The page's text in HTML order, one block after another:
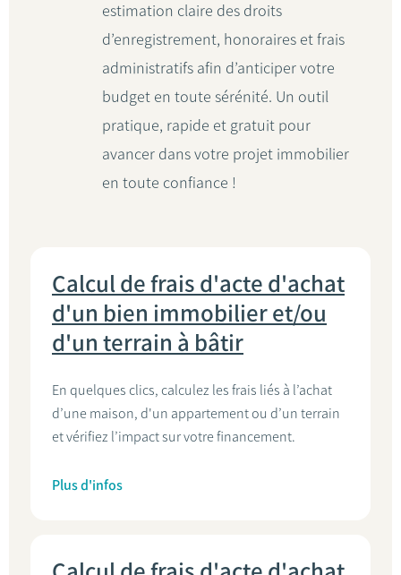
estimation claire des droits
d’enregistrement, honoraires et frais
administratifs afin d’anticiper votre
budget en toute sérénité. Un outil
pratique, rapide et gratuit pour
avancer dans votre projet immobilier
en toute confiance !
Calcul de frais d'acte d'achat
d'un bien immobilier et/ou
d'un terrain à bâtir
En quelques clics, calculez les frais liés à l’achat
d’une maison, d'un appartement ou d’un terrain
et vérifiez l’impact sur votre financement.
Plus d'infos